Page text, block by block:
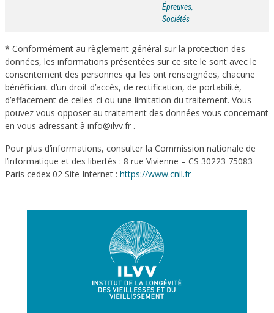
Épreuves,
Sociétés
* Conformément au règlement général sur la protection des
données, les informations présentées sur ce site le sont avec le
consentement des personnes qui les ont renseignées, chacune
bénéficiant d’un droit d’accès, de rectification, de portabilité,
d’effacement de celles-ci ou une limitation du traitement. Vous
pouvez vous opposer au traitement des données vous concernant
en vous adressant à info@ilvv.fr .
Pour plus d’informations, consulter la Commission nationale de
l’informatique et des libertés : 8 rue Vivienne – CS 30223 75083
Paris cedex 02 Site Internet : https://www.cnil.fr